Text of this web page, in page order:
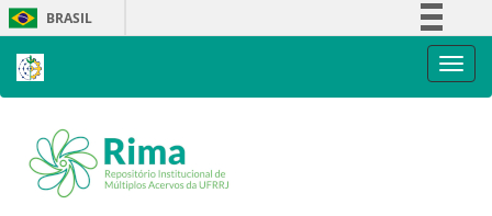
Skip
navigation
BRASIL